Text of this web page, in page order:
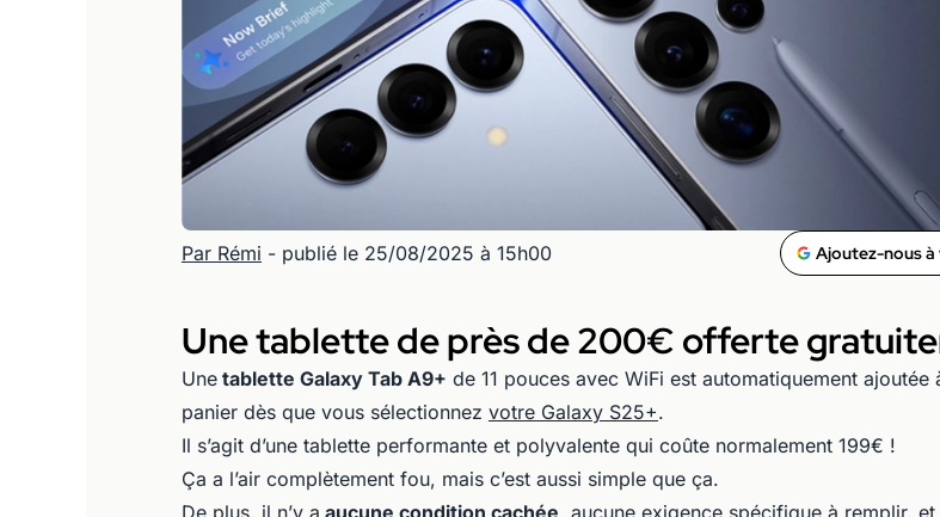
Par Rémi - publié le 25/08/2025 à 15h00 Ajoutez-nous
Une tablette de près de 200€ offerte
Une tablette Galaxy Tab A9+ de 11 pouces avec WiFi est automatiquement ajoutée
panier dès que vous sélectionnez votre Galaxy S25+.
Il s’agit d’une tablette performante et polyvalente qui coûte normalement 199€ !
Ça a l’air complètement fou, mais c’est aussi simple que ça.
De plus, il n’y a aucune condition cachée, aucune exigence spécifique à remplir, et